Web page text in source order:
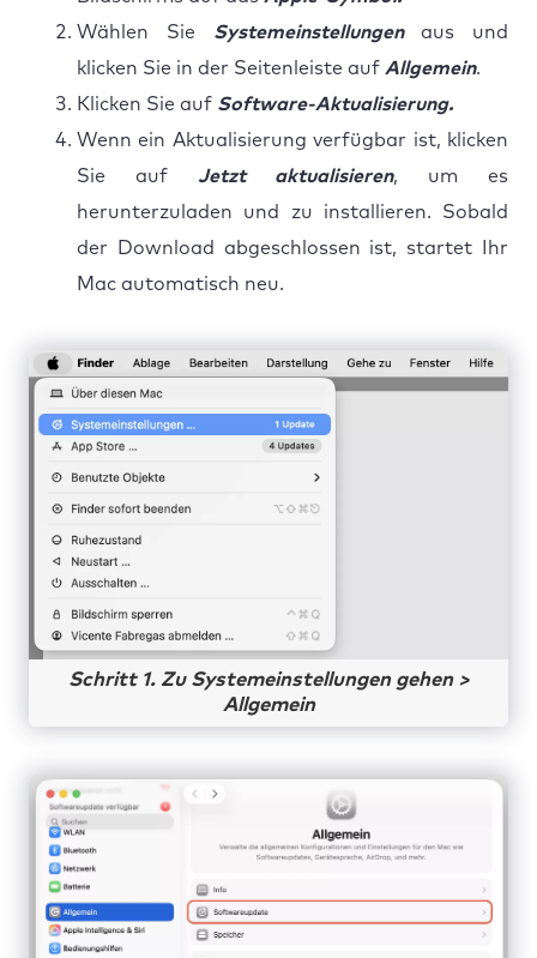
Wählen Sie Systemeinstellungen aus und
klicken Sie in der Seitenleiste auf Allgemein.
Klicken Sie auf Software-Aktualisierung.
Wenn ein Aktualisierung verfügbar ist, klicken
Sie auf Jetzt aktualisieren, um es
herunterzuladen und zu installieren. Sobald
der Download abgeschlossen ist, startet Ihr
Mac automatisch neu.
Schritt 1. Zu Systemeinstellungen gehen >
Allgemein